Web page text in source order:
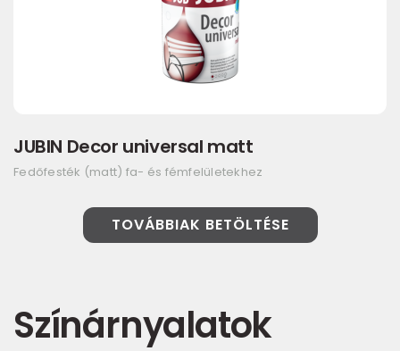
JUBIN Decor universal matt
Fedőfesték (matt) fa- és fémfelületekhez
TOVÁBBIAK BETÖLTÉSE
Színárnyalatok